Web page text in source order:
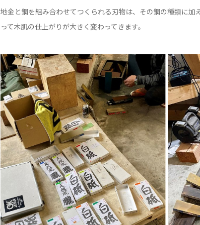
地金と鋼を組み合わせてつくられる刃物は、その鋼の種類に加
って木肌の仕上がりが大きく変わってきます。